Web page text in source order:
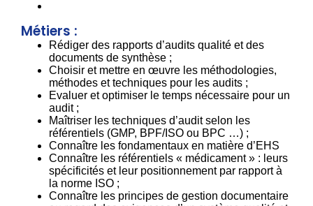
Métiers :
Rédiger des rapports d’audits qualité et des
documents de synthèse ;
Choisir et mettre en œuvre les méthodologies,
méthodes et techniques pour les audits ;
Evaluer et optimiser le temps nécessaire pour un
audit ;
Maîtriser les techniques d’audit selon les
référentiels (GMP, BPF/ISO ou BPC …) ;
Connaître les fondamentaux en matière d’EHS
Connaître les référentiels « médicament » : leurs
spécificités et leur positionnement par rapport à
la norme ISO ;
Connaître les principes de gestion documentaire